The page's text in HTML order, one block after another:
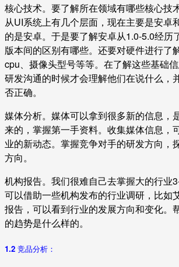
核心技术。要了解所在领域有哪些核心技
从UI系统上有几个层面，现在主要是安卓
的是安卓。于是要了解安卓从1.0-5.0经历
版本间的区别有哪些。还要对硬件进行了
cpu、摄像头型号等等。在了解这些基础信
研发沟通的时候才会理解他们在说什么，
否正确。
媒体分析。媒体可以拿到很多新的信息，
来的，掌握第一手资料。收集媒体信息，
业的新动态。掌握竞争对手的研发方向，
方向。
机构报告。我们很难自己去掌握大的行业
可以借助一些机构发布的行业调研，比如
报告，可以看到行业的发展方向和变化。
的趋势是什么样的。
1.2 竞品分析：